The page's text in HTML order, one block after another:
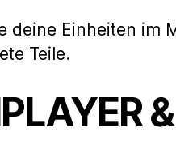
deine Einheiten
Teile.